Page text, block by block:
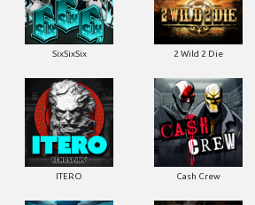
SixSixSix 2 Wild 2 Die
ITERO Cash Crew